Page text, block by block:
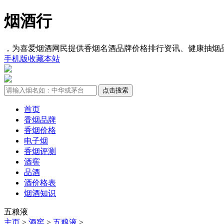
烟酒行
，为喜爱烟酒网民提供香烟名酒品牌价格排行资讯、健康抽烟
手机版收藏本站
首页
香烟品牌
香烟价格
电子烟
香烟评测
酒窖
品酒
酒价格表
烟酒知识
五粮液
主页 > 酒窖 > 五粮液 >